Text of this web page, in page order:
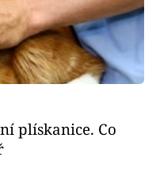
plískanice. Co